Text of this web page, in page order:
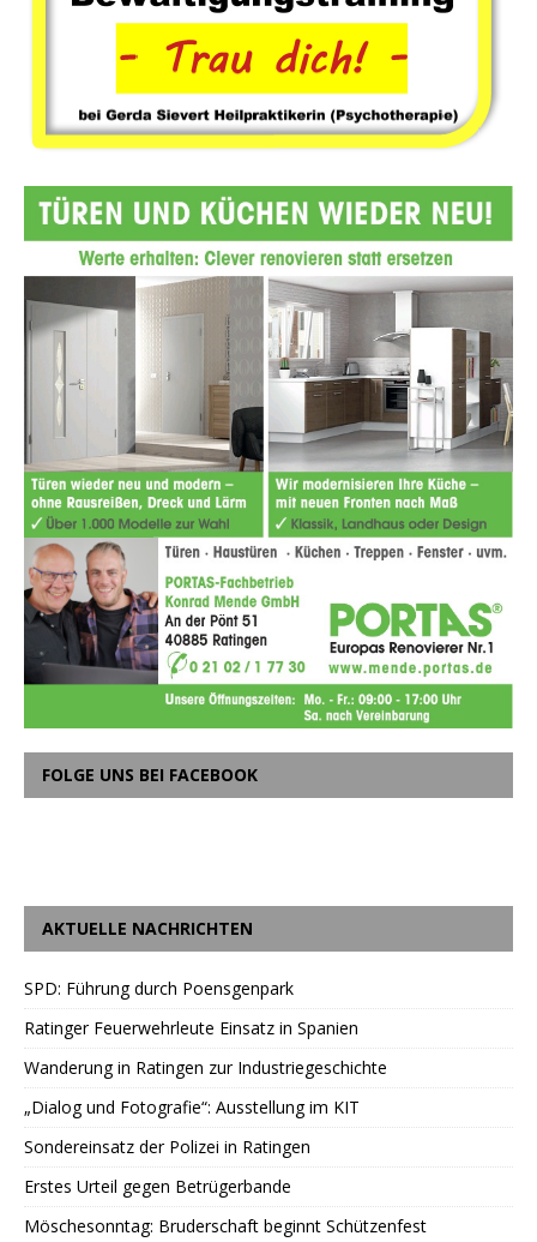
FOLGE UNS BEI FACEBOOK
AKTUELLE NACHRICHTEN
SPD: Führung durch Poensgenpark
Ratinger Feuerwehrleute Einsatz in Spanien
Wanderung in Ratingen zur Industriegeschichte
„Dialog und Fotografie“: Ausstellung im KIT
Sondereinsatz der Polizei in Ratingen
Erstes Urteil gegen Betrügerbande
Möschesonntag: Bruderschaft beginnt Schützenfest